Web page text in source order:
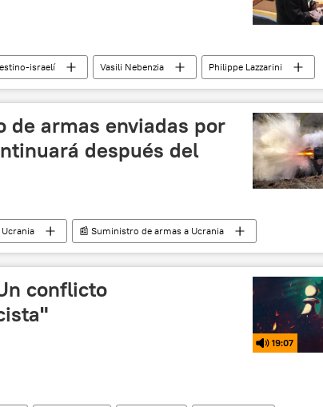
israelí Vasili Nebenzia
Philippe Lazzarini
ONU Hamás Franja de Gaza
de armas enviadas por
después del
Ucrania
📰 Suministro de armas a Ucrania
Hamás
conflicto
19:07